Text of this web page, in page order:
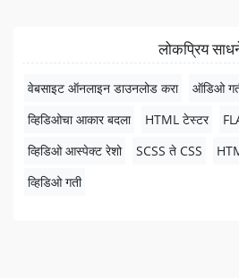
लोकप्रिय
वेबसाइट ऑनलाइन डाउनलोड करा ऑडिओ
व्हिडिओचा आकार बदला
HTML टेस्टर
व्हिडिओ आस्पेक्ट रेशो
SCSS ते CSS
व्हिडिओ गती